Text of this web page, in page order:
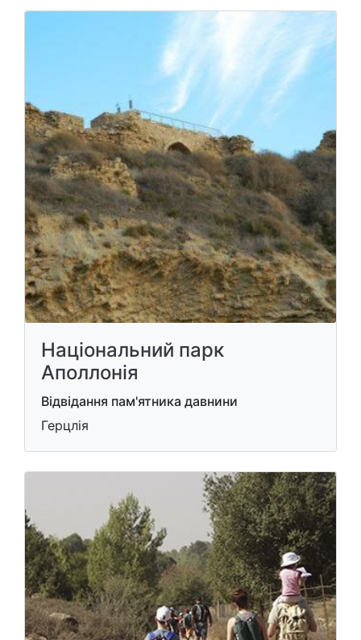
Національний парк
Аполлонія
Відвідання пам'ятника давнини
Герцлія